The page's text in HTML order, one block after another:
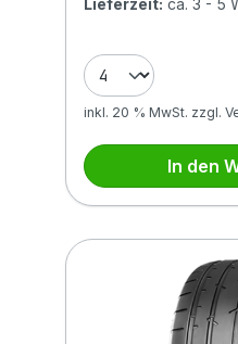
inkl. 20 % MwSt. zzgl.
In den